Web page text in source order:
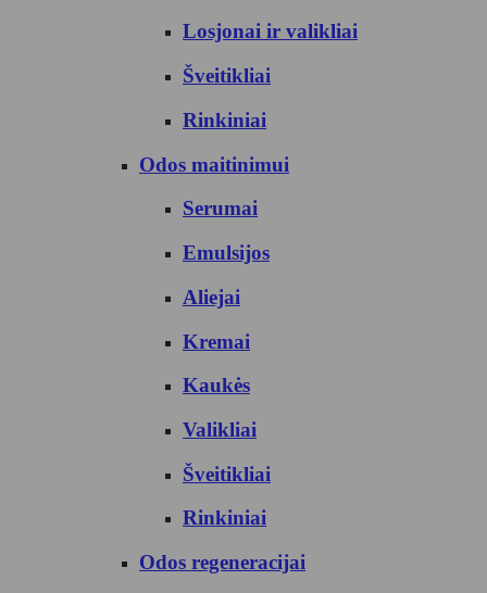
Losjonai ir valikliai
Šveitikliai
Rinkiniai
Odos maitinimui
Serumai
Emulsijos
Aliejai
Kremai
Kaukės
Valikliai
Šveitikliai
Rinkiniai
Odos regeneracijai